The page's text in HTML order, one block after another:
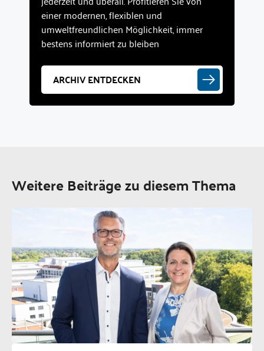
einer modernen, flexiblen und
umweltfreundlichen Möglichkeit, immer
bestens informiert zu bleiben
ARCHIV ENTDECKEN
Weitere Beiträge zu diesem Thema